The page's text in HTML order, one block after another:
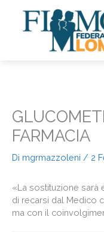
contenuto
FARMACIA
Di mgrmazzoleni / 2
«La sostituzione sarà
di recarsi dal Medico
ma con il